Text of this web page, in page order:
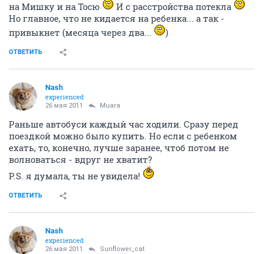
на Мишку и на Тосю
И с расстройства потекла
Но главное, что не кидается на ребенка... а так -
привыкнет (месяца через два...
)
ОТВЕТИТЬ
Nash
experienced
26 мая 2011 Muara
Раньше автобуси каждый час ходили. Сразу перед
поездкой можно было купить. Но если с ребенком
ехать, то, конечно, лучше заранее, чтоб потом не
волноваться - вдруг не хватит?
P.S. я думала, ты не увидела!
ОТВЕТИТЬ
Nash
experienced
26 мая 2011 Sunflower_cat